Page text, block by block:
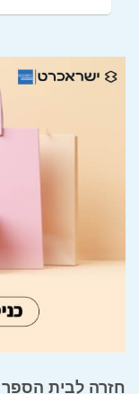
חזרה לבית הספר